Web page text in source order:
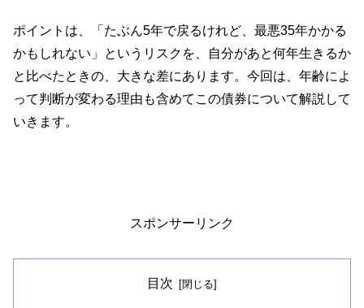
ポイントは、「たぶん5年で戻るけれど、最悪35年かかる
かもしれない」というリスクを、自分があと何年生きるか
と比べたときの、大きな差にあります。今回は、年齢によ
って判断が変わる理由も含めてこの債券について解説して
いきます。
スポンサーリンク
目次